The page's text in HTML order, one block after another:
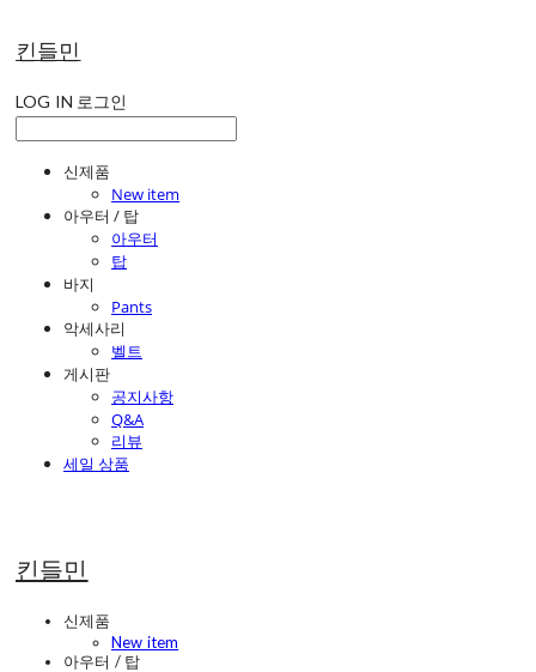
킨들민
LOG IN 로그인
신제품
New item
아우터 / 탑
아우터
탑
바지
Pants
악세사리
벨트
게시판
공지사항
Q&A
리뷰
세일 상품
킨들민
신제품
New item
아우터 / 탑